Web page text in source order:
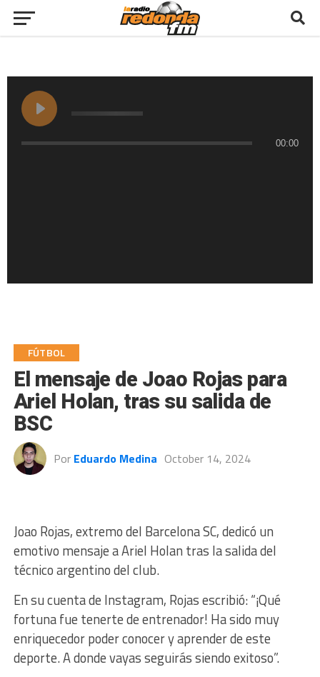
00:00
FÚTBOL
El mensaje de Joao Rojas para
Ariel Holan, tras su salida de
BSC
Por Eduardo Medina October 14, 2024
Joao Rojas, extremo del Barcelona SC, dedicó un
emotivo mensaje a Ariel Holan tras la salida del
técnico argentino del club.
En su cuenta de Instagram, Rojas escribió: “¡Qué
fortuna fue tenerte de entrenador! Ha sido muy
enriquecedor poder conocer y aprender de este
deporte. A donde vayas seguirás siendo exitoso”.